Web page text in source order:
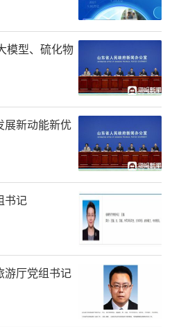
，硬核数据彰显首位实
、超120件重磅实物展品
得以沉浸式体验山东的
破冰船等国家重大科
洋资源勘探提供了重要
模型、硫化物
展新动能新优
书记
游厅党组书记